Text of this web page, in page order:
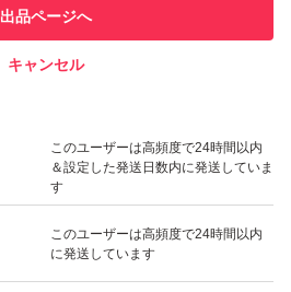
での取引実績があります
このユーザーは高頻度で24時間以内
＆設定した発送日数内に発送していま
す
このユーザーは高頻度で24時間以内
に発送しています
出品ページへ
キャンセル
いいね！
2,200